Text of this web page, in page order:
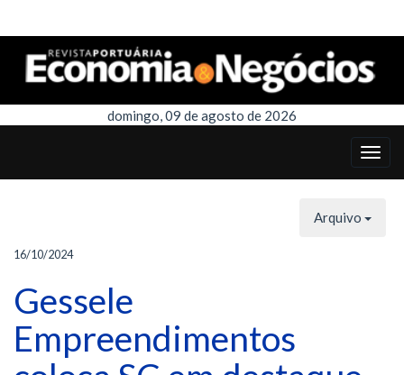
domingo, 09 de agosto de 2026
Arquivo
16/10/2024
Gessele
Empreendimentos